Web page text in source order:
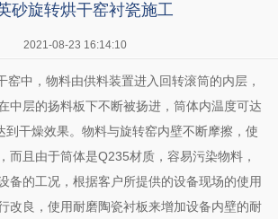
砂旋转烘干窑衬瓷施工
2021-08-23 16:14:10
窑中，物料由供料装置进入回转滚筒的内层，
中层的扬料板下不断被扬进，筒体内温度可达
干燥效果。物料与旋转窑内壁不断摩擦，使
而且由于筒体是Q235材质，容易污染物料，
备的工况，根据客户所提供的设备现场的使用
改良，使用耐磨陶瓷衬板来增加设备内壁的耐